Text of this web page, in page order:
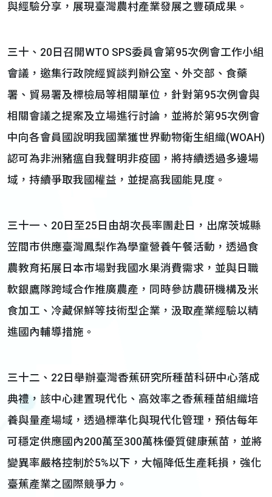
與經驗分享，展現臺灣農村產業發展之豐碩成果。
三十、20日召開WTO SPS委員會第95次例會工作小組
會議，邀集行政院經貿談判辦公室、外交部、食藥
署、貿易署及標檢局等相關單位，針對第95次例會與
相關會議之提案及立場進行討論，並將於第95次例會
中向各會員國說明我國業獲世界動物衛生組織(WOAH)
認可為非洲豬瘟自我聲明非疫國，將持續透過多邊場
域，持續爭取我國權益，並提高我國能見度。
三十一、20日至25日由胡次長率團赴日，出席茨城縣
笠間市供應臺灣鳳梨作為學童營養午餐活動，透過食
農教育拓展日本市場對我國水果消費需求，並與日職
軟銀鷹隊跨域合作推廣農產，同時參訪農研機構及米
食加工、冷藏保鮮等技術型企業，汲取產業經驗以精
進國內輔導措施。
三十二、22日舉辦臺灣香蕉研究所種苗科研中心落成
典禮，該中心建置現代化、高效率之香蕉種苗組織培
養與量產場域，透過標準化與現代化管理，預估每年
可穩定供應國內200萬至300萬株優質健康蕉苗，並將
變異率嚴格控制於5%以下，大幅降低生產耗損，強化
臺蕉產業之國際競爭力。